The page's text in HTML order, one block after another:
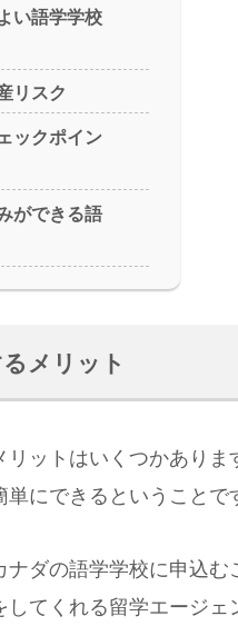
い語学学校
リスク
ックポイン
ができる語
メリット
ットはいくつかありま
にできるということで
ダの語学学校に申込む
てくれる留学エージェ